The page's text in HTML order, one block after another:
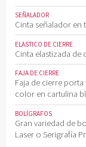
SEÑALADOR
Cinta señalador en
ELASTICO DE CIERRE
Cinta elastizada de
FAJA DE CIERRE
Faja de cierre
color en cartulina
BOLÍGRAFOS
Gran variedad de
Laser o Serigrafía